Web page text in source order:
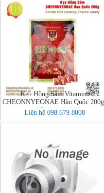
Kẹo Hồng Sâm Vitamin
CHEONNYEONAE Hàn Quốc 200g
- 고려홍삼비타민캔디
Liên hệ 098.679.8008